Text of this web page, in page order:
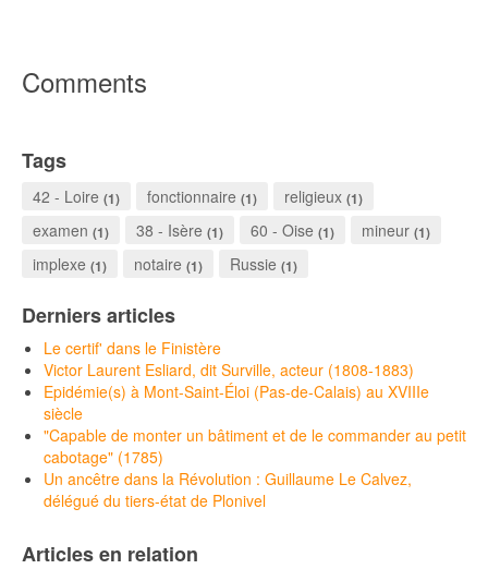
Comments
Tags
42 - Loire (1) fonctionnaire (1) religieux (1)
examen (1) 38 - Isère (1) 60 - Oise (1) mineur (1)
implexe (1) notaire (1) Russie (1)
Derniers articles
Le certif' dans le Finistère
Victor Laurent Esliard, dit Surville, acteur (1808-1883)
Epidémie(s) à Mont-Saint-Éloi (Pas-de-Calais) au XVIIIe
siècle
"Capable de monter un bâtiment et de le commander au petit
cabotage" (1785)
Un ancêtre dans la Révolution : Guillaume Le Calvez,
délégué du tiers-état de Plonivel
Articles en relation